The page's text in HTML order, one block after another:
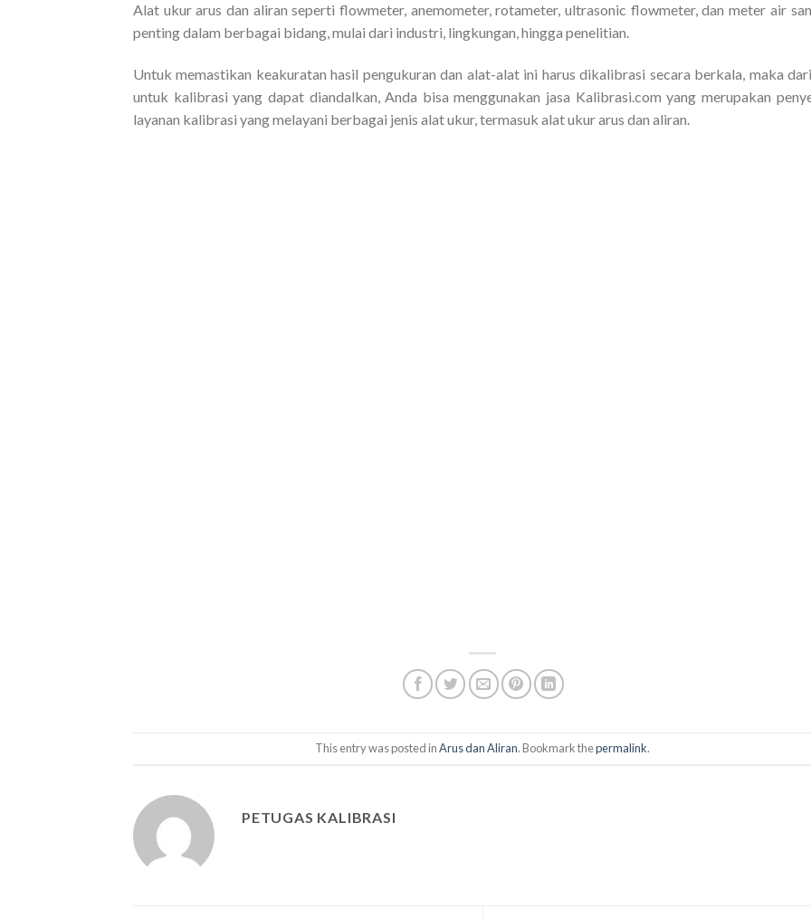
Alat ukur arus dan aliran seperti flowmeter, anemometer, rotameter, ultrasonic flowmeter, dan meter air
penting dalam berbagai bidang, mulai dari industri, lingkungan, hingga penelitian.
Untuk memastikan keakuratan hasil pengukuran dan alat-alat ini harus dikalibrasi secara berkala, maka
untuk kalibrasi yang dapat diandalkan, Anda bisa menggunakan jasa Kalibrasi.com yang merupakan
layanan kalibrasi yang melayani berbagai jenis alat ukur, termasuk alat ukur arus dan aliran.
This entry was posted inArus dan Aliran. Bookmark thepermalink.
PETUGAS KALIBRASI